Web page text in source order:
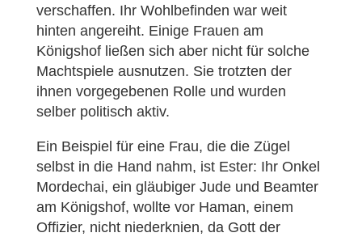
verschaffen. Ihr Wohlbefinden war weit
hinten angereiht. Einige Frauen am
Königshof ließen sich aber nicht für solche
Machtspiele ausnutzen. Sie trotzten der
ihnen vorgegebenen Rolle und wurden
selber politisch aktiv.
Ein Beispiel für eine Frau, die die Zügel
selbst in die Hand nahm, ist Ester: Ihr Onkel
Mordechai, ein gläubiger Jude und Beamter
am Königshof, wollte vor Haman, einem
Offizier, nicht niederknien, da Gott der